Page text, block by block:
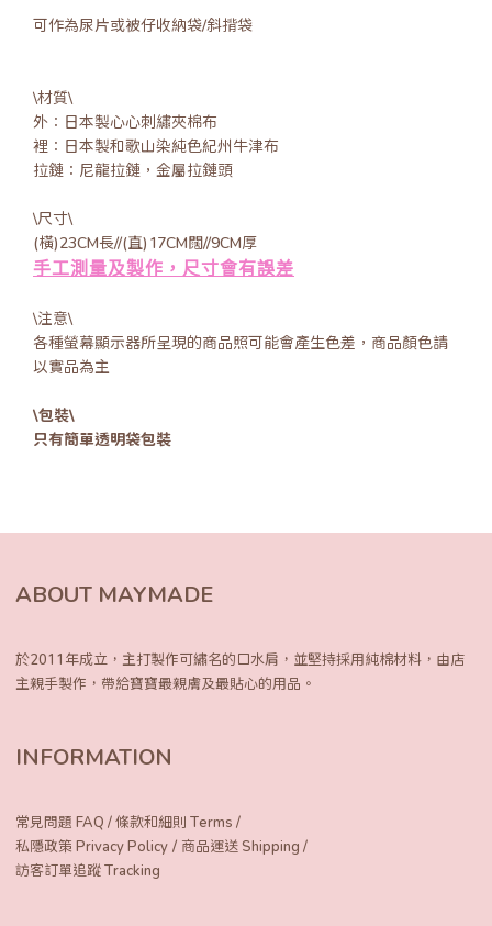
可作為尿片或被仔收納袋/斜揹袋
\材質\
外：日本製心心刺繡夾棉布
裡：日本製和歌山染純色紀州牛津布
拉鏈：尼龍拉鏈，金屬拉鏈頭
\尺寸\
(橫)23CM長//(直)17CM闊//9CM厚
手工測量及製作，尺寸會有誤差
\注意\
各種螢幕顯示器所呈現的商品照可能會產生色差，商品顏色請
以實品為主
\包裝\
只有簡單透明袋包裝
ABOUT MAYMADE
於2011年成立，主打製作可繡名的口水肩， 並堅持採用純棉材料，由店
主親手製作， 帶給寶寶最親膚及最貼心的用品。
INFORMATION
常見問題 FAQ /條款和細則 Terms /
私隱政策 Privacy Policy / 商品運送 Shipping /
訪客訂單追蹤 Tracking